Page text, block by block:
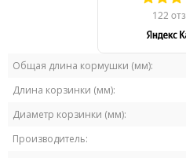
Общая длина кормушки (мм):
Длина корзинки (мм):
Диаметр корзинки (мм):
Производитель: